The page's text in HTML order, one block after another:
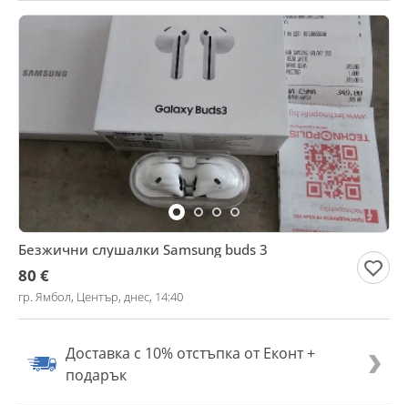
Безжични слушалки Samsung buds 3
80 €
гр. Ямбол, Център, днес, 14:40
Доставка с 10% отстъпка от Еконт +
подарък